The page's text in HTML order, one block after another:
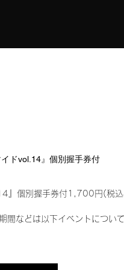
ドvol.14』個別握手券付
』個別握手券付1,700円(税
間などは以下イベントについ